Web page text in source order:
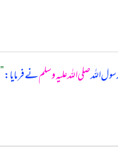
اللہصلی اللہ علیہ وسلمنے فرمایا:”